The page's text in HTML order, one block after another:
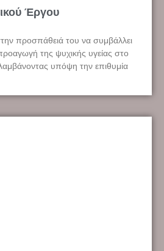
Έργου
προσπάθειά του να συμβάλλει
της ψυχικής υγείας στο
υπόψη την επιθυμία